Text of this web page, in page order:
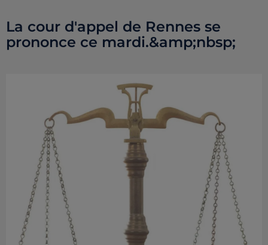
La cour d'appel de Rennes se
prononce ce mardi.&amp;nbsp;